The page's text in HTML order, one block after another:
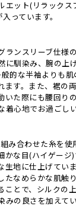
エット(リラックス
っています。
ランスリーブ仕様
に馴染み、腕の上
的な半袖よりも肌
ます。また、裾の
いた際にも腰回り
心地でお過ごし
み合わせた糸を使
かな目(ハイゲージ
生地に仕上げてい
たなめらかな肌触
ことで、シルクの
の良さを加えてい